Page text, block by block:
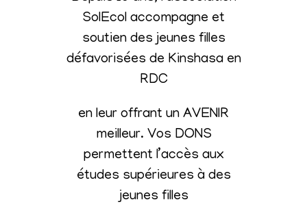
SolEcol accompagne et
soutien des jeunes filles
défavorisées de Kinshasa en
RDC
en leur offrant un AVENIR
meilleur. Vos DONS
permettent l’accès aux
études supérieures à des
jeunes filles